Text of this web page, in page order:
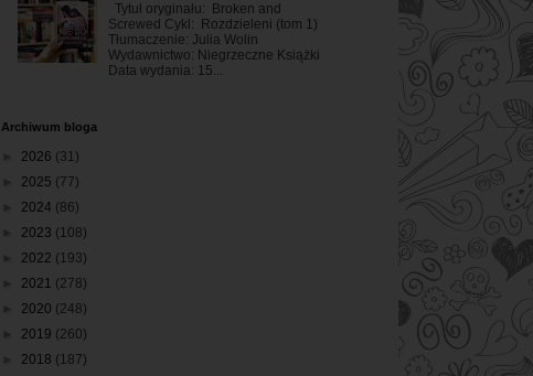
Tytuł oryginału: Broken and
Screwed Cykl: Rozdzieleni (tom 1)
Tłumaczenie: Julia Wolin
Wydawnictwo: Niegrzeczne Książki
Data wydania: 15...
Archiwum bloga
2026 (31)
2025 (77)
2024 (86)
2023 (108)
2022 (193)
2021 (278)
2020 (248)
2019 (260)
2018 (187)